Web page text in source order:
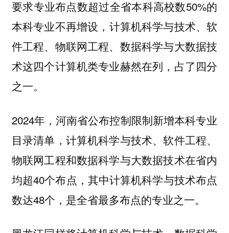
要求专业布点数超过全省本科高校数50%的
本科专业不再增设， 计算机科学与技术、软
件工程、物联网工程、数据科学与大数据技
术这四个计算机类专业赫然在列，占了四分
之一。
2024年，河南省公布控制限制新增本科专业
目录清单，计算机科学与技术、软件工程、
物联网工程和数据科学与大数据技术在省内
均超40个布点，其中计算机科学与技术布点
数达48个，是全省最多布点的专业之一。